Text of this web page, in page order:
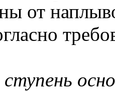
от
ступень